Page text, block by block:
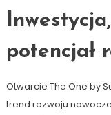
potencjał
Otwarcie The One by
trend rozwoju